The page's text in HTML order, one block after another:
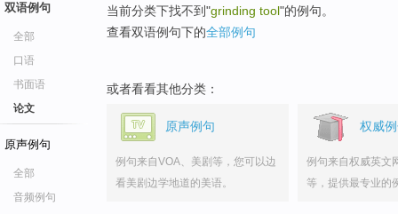
双语例句
全部
口语
书面语
论文
原声例句
全部
音频例句
当前分类下找不到"grinding tool"的例句。
查看双语例句下的全部例句
或者看看其他分类：
原声例句
例句来自VOA、美剧等，您可以边
看美剧边学地道的美语。
权威
例句来自权威英文
等，提供最专业的